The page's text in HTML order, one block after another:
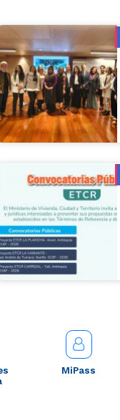
MiPass